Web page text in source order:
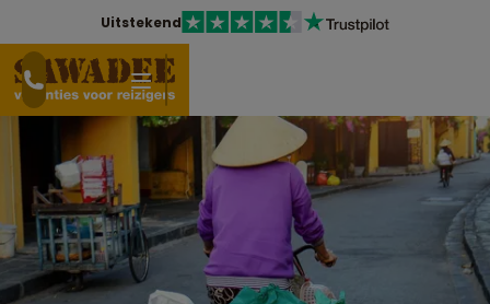
Uitstekend